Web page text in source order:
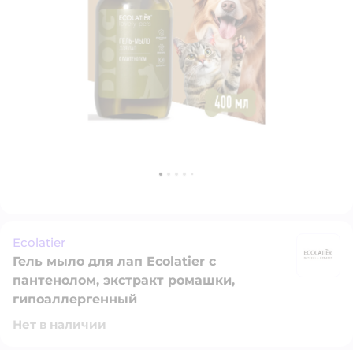
Ecolatier
Гель мыло для лап Ecolatier с
пантенолом, экстракт ромашки,
гипоаллергенный
Нет в наличии